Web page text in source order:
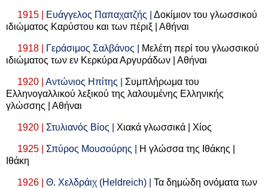
1915 | Ευάγγελος Παπαχατζής | Δοκίμιον του γλωσσικού
ιδιώματος Καρύστου και των πέριξ | Αθήναι
1918 | Γεράσιμος Σαλβάνος |
Μελέτη περί του γλωσσικού
ιδιώματος των εν Κερκύρα Αργυράδων | Αθήναι
1920 | Αντώνιος Ηπίτης | Συμπλήρωμα του
Ελληνογαλλικού λεξικού της λαλουμένης Ελληνικής
γλώσσης | Αθήναι
1920 | Στυλιανός Βίος | Χιακά γλωσσικά | Χίος
1925 | Σπύρος Μουσούρης |
Η γλώσσα της Ιθάκης |
Ιθάκη
1926 | Θ. Χελδράιχ (Heldreich) | Τα δημώδη ονόματα των